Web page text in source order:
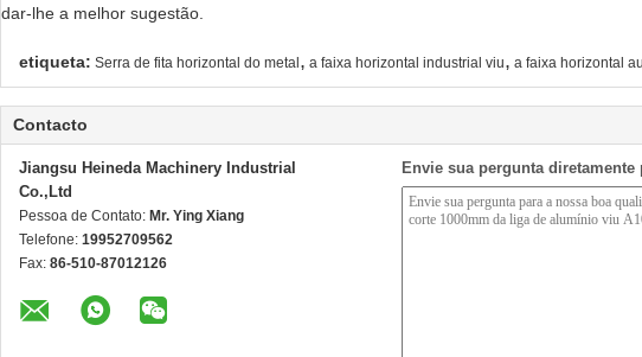
dar-lhe a melhor sugestão.
etiqueta: Serra de fita horizontal do metal , a faixa horizontal industrial viu, a faixa horizontal
Contacto
Jiangsu Heineda Machinery Industrial
Co.,Ltd
Pessoa de Contato: Mr. Ying Xiang
Telefone: 19952709562
Fax: 86-510-87012126
Envie sua pergunta diretamente